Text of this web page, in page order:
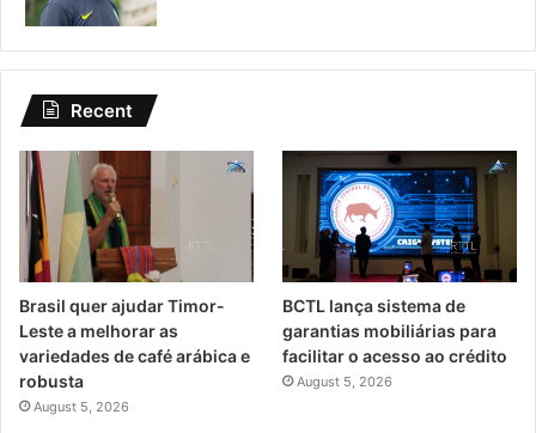
Recent
Brasil quer ajudar Timor-
Leste a melhorar as
variedades de café arábica e
robusta
August 5, 2026
BCTL lança sistema de
garantias mobiliárias para
facilitar o acesso ao crédito
August 5, 2026